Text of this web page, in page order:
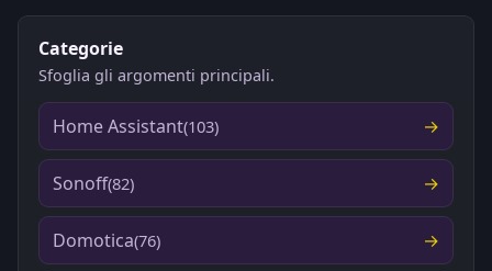
Categorie
Sfoglia gli argomenti principali.
Home Assistant(103)
Sonoff(82)
Domotica(76)